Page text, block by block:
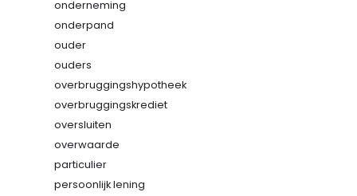
onderneming
onderpand
ouder
ouders
overbruggingshypotheek
overbruggingskrediet
oversluiten
overwaarde
particulier
persoonlijk lening